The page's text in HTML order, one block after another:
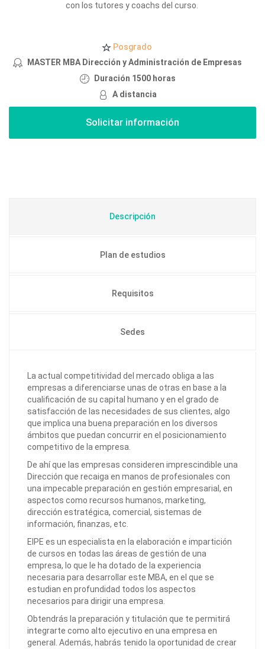
con los tutores y coachs del curso.
Posgrado
MASTER MBA Dirección y Administración de Empresas
Duración 1500 horas
A distancia
Descripción
Plan de estudios
Requisitos
Sedes
La actual competitividad del mercado obliga a las
empresas a diferenciarse unas de otras en base a la
cualificación de su capital humano y en el grado de
satisfacción de las necesidades de sus clientes, algo
que implica una buena preparación en los diversos
ámbitos que puedan concurrir en el posicionamiento
competitivo de la empresa.
De ahí que las empresas consideren imprescindible una
Dirección que recaiga en manos de profesionales con
una impecable preparación en gestión empresarial, en
aspectos como recursos humanos, marketing,
dirección estratégica, comercial, sistemas de
información, finanzas, etc.
EIPE es un especialista en la elaboración e impartición
de cursos en todas las áreas de gestión de una
empresa, lo que le ha dotado de la experiencia
necesaria para desarrollar este MBA, en el que se
estudian en profundidad todos los aspectos
necesarios para dirigir una empresa.
Obtendrás la preparación y titulación que te permitirá
integrarte como alto ejecutivo en una empresa en
general. Además, habrás tenido la oportunidad de crear